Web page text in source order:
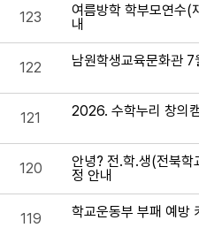
123
여름방학 학부모연수(
내
122 남원학생교육문화관 7
121 2026. 수학누리 창의
120
안녕? 전.학.생(전북학
정 안내
119 학교운동부 부패 예방